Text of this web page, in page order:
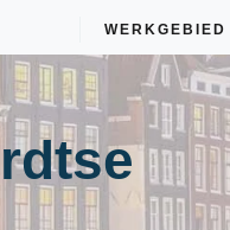
WERKGEBIED